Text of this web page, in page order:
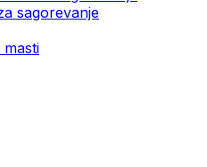
sagorevanje
masti